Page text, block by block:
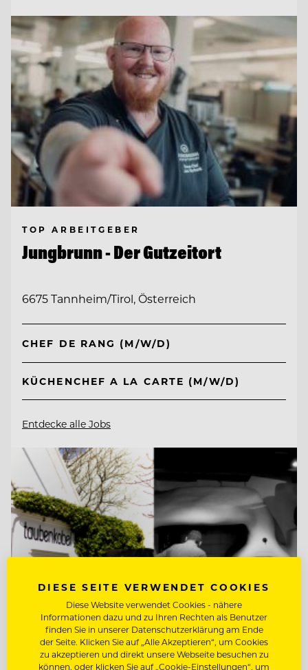
TOP ARBEITGEBER
Jungbrunn - Der Gutzeitort
6675 Tannheim/Tirol, Österreich
CHEF DE RANG (M/W/D)
KÜCHENCHEF A LA CARTE (M/W/D)
Entdecke alle Jobs
TOP ARBEITGEBER
DIESE SEITE VERWENDET COOKIES
Diese Website verwendet Cookies - nähere
Informationen dazu und zu Ihren Rechten als Benutzer
finden Sie in unserer Datenschutzerklärung am Ende
der Seite. Klicken Sie auf „Alle Akzeptieren“, um Cookies
zu akzeptieren und direkt unsere Webseite besuchen zu
können, oder klicken Sie auf „Cookie-Einstellungen“, um